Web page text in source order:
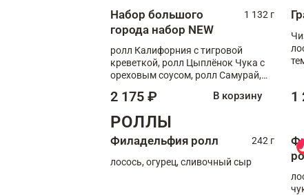
Набор большого
города набор NEW
1 132 г
ролл Калифорния с тигровой
креветкой, ролл Цыплёнок Чука с
ореховым соусом, ролл Самурай,
ролл с крабом
2 175 ₽ В корзину 1
РОЛЛЫ
Филадельфия ролл
242 г
лосось, огурец, сливочный сыр